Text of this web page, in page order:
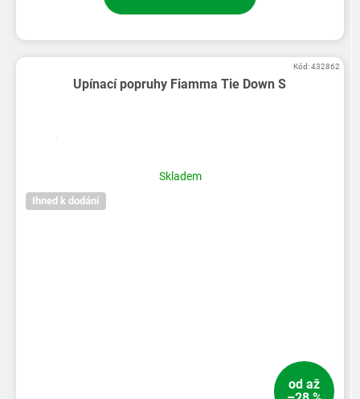
Upínací popruhy Fiamma Tie Down S
Skladem
Ihned k dodání
od až
Kód:432862